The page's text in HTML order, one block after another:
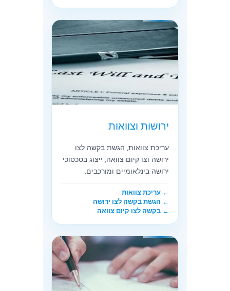
ירושות וצוואות
עריכת צוואות, הגשת בקשה לצו
ירושה וצו קיום צוואה, ייצוג בסכסוכי
ירושה בינלאומיים ומורכבים.
← עריכת צוואות
← הגשת בקשה לצו ירושה
← בקשה לצו קיום צוואה